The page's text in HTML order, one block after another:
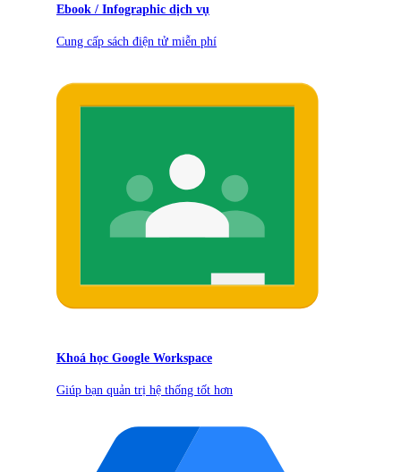
Ebook / Infographic dịch vụ
Cung cấp sách điện tử miễn phí
Khoá học Google Workspace
Giúp bạn quản trị hệ thống tốt hơn